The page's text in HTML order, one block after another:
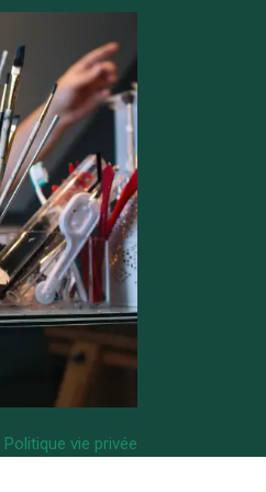
Politique vie privée